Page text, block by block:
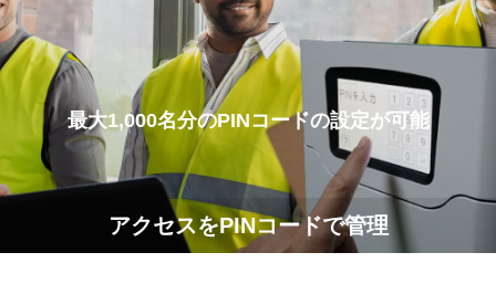
アクセスをPINコードで管理
最大1,000名分のPINコードの設定が可能